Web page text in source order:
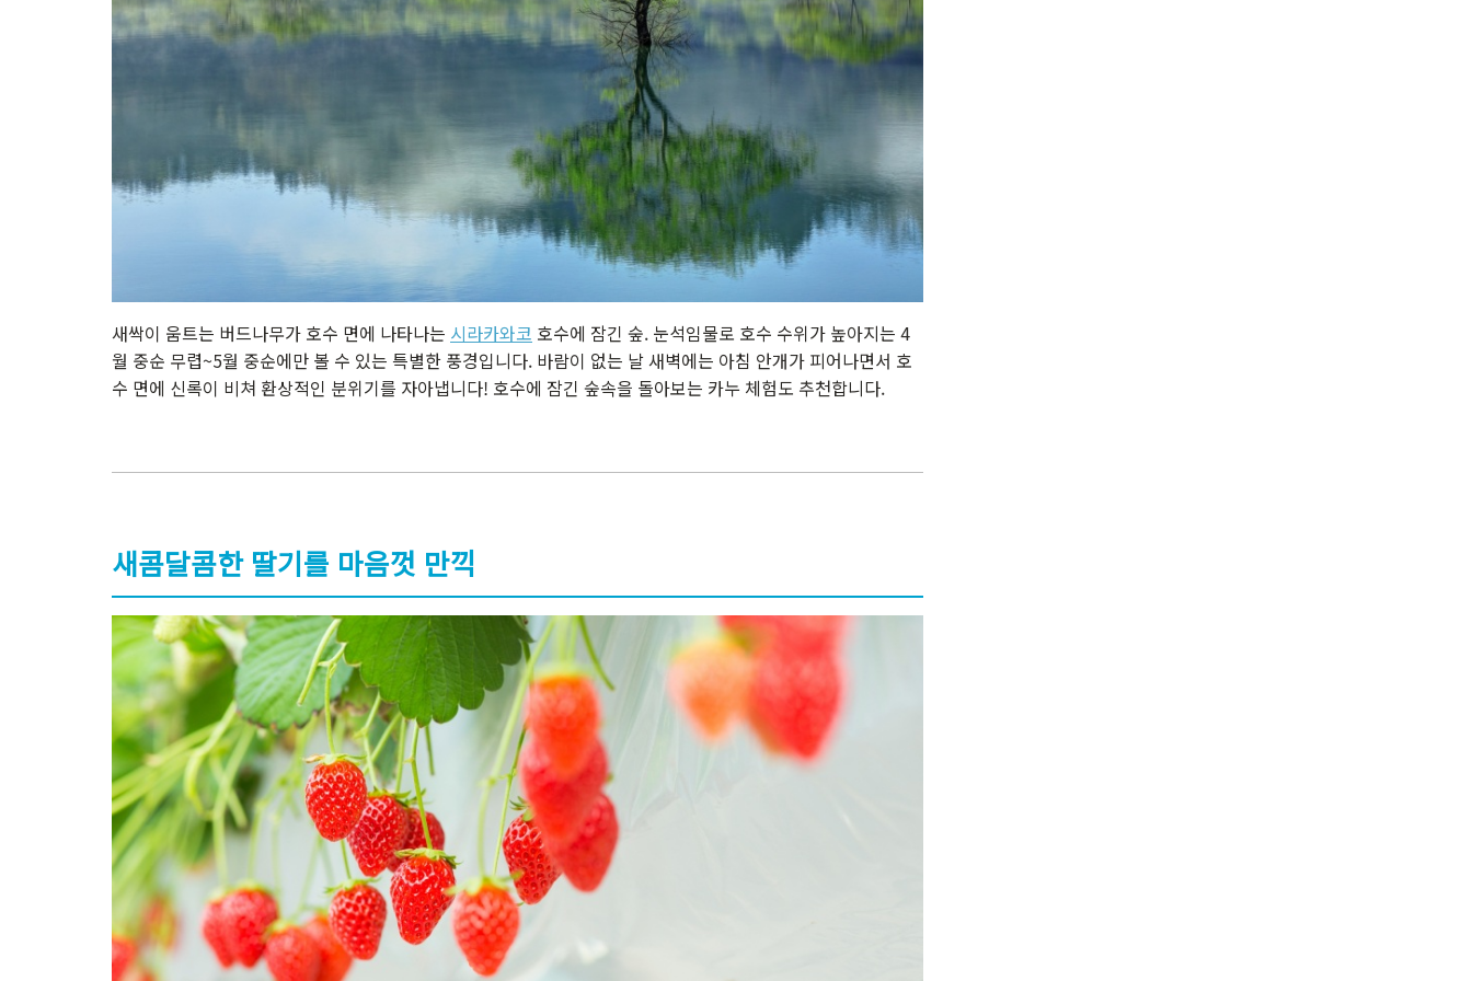
새싹이 움트는 버드나무가 호수 면에 나타나는 시라카와코 호수에 잠긴 숲. 눈석임물로 호수 수위가 높아지는 4
월 중순 무렵~5월 중순에만 볼 수 있는 특별한 풍경입니다. 바람이 없는 날 새벽에는 아침 안개가 피어나면서 호
수 면에 신록이 비쳐 환상적인 분위기를 자아냅니다! 호수에 잠긴 숲속을 돌아보는 카누 체험도 추천합니다.
새콤달콤한 딸기를 마음껏 만끽